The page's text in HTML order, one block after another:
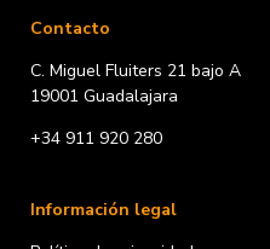
Contacto
C. Miguel Fluiters 21 bajo A
19001 Guadalajara
+34 911 920 280
Información legal